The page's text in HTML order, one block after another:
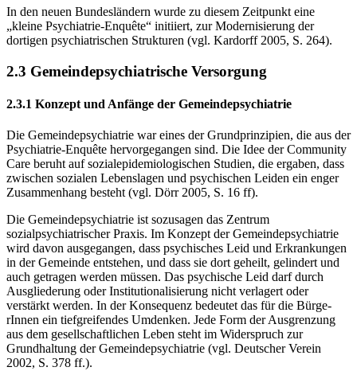
In den neuen Bundesländern wurde zu diesem Zeitpunkt eine
„kleine Psychiatrie-Enquête“ initiiert, zur Modernisierung der
dortigen psychiatrischen Strukturen (vgl. Kardorff 2005, S. 264).
2.3 Gemeindepsychiatrische Versorgung
2.3.1 Konzept und Anfänge der Gemeindepsychiatrie
Die Gemeindepsychiatrie war eines der Grundprinzipien, die aus der
Psychiatrie-Enquête hervorgegangen sind. Die Idee der Community
Care beruht auf sozialepidemiologischen Studien, die ergaben, dass
zwischen sozialen Lebenslagen und psychischen Leiden ein en­ger
Zusammenhang besteht (vgl. Dörr 2005, S. 16 ff).
Die Gemeindepsychiatrie ist sozusagen das Zentrum
sozialpsychiatrischer Praxis. Im Kon­zept der Gemeindepsychiatrie
wird davon ausgegangen, dass psychisches Leid und Er­krankungen
in der Gemeinde entstehen, und dass sie dort geheilt, gelindert und
auch getra­gen werden müssen. Das psychische Leid darf durch
Ausgliederung oder Institutionalisie­rung nicht verlagert oder
verstärkt werden. In der Konsequenz bedeutet das für die Bürge­
rInnen ein tiefgreifendes Umdenken. Jede Form der Ausgrenzung
aus dem gesellschaftli­chen Leben steht im Widerspruch zur
Grundhaltung der Gemeindepsychiatrie (vgl. Deut­scher Verein
2002, S. 378 ff.).